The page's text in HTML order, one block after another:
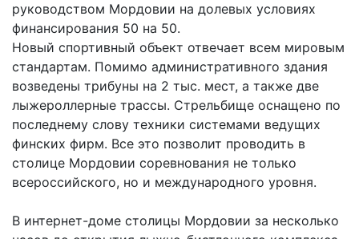
руководством Мордовии на долевых условиях
финансирования 50 на 50.
Новый спортивный объект отвечает всем мировым
стандартам. Помимо административного здания
возведены трибуны на 2 тыс. мест, а также две
лыжероллерные трассы. Стрельбище оснащено по
последнему слову техники системами ведущих
финских фирм. Все это позволит проводить в
столице Мордовии соревнования не только
всероссийского, но и международного уровня.
В интернет-доме столицы Мордовии за несколько